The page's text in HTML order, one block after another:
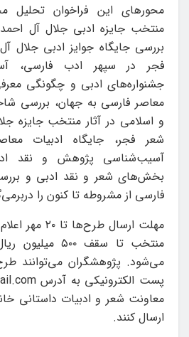
محورهای این فراخوان تحلیل
منتخب جایزه ادبی جلال آل
بررسی جایگاه جوایز ادبی جلال
فجر در سپهر ادب فارسی،
جشنواره‌های ادبی و چگونگی
معاصر فارسی به جهان، بررسی
و اسلامی در آثار منتخب جایزه
شعر فجر، جایگاه ادبیات
آسیب‌شناسی پژوهش و نقد
بخش‌های شعر و نقد ادبی و
فارسی از مشروطه تا کنون را
مهلت ارسال
منتخب تا سقف
می‌شود. پژوهشگران می‌توانند
معاونت شعر و ادبیات داستانی
ارسال کنند.